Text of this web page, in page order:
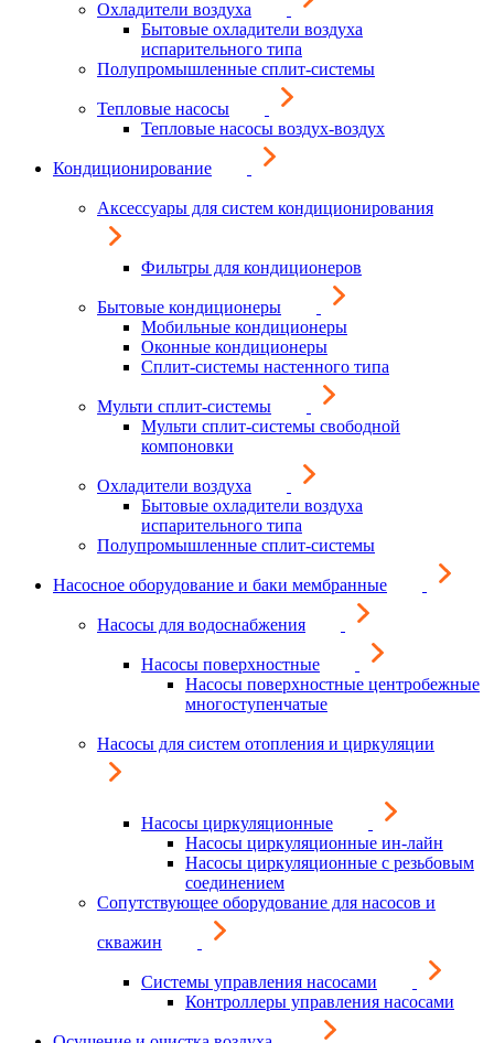
Охладители воздуха
Бытовые охладители воздуха
испарительного типа
Полупромышленные сплит-системы
Тепловые насосы
Тепловые насосы воздух-воздух
Кондиционирование
Аксессуары для систем кондиционирования
Фильтры для кондиционеров
Бытовые кондиционеры
Мобильные кондиционеры
Оконные кондиционеры
Сплит-системы настенного типа
Мульти сплит-системы
Мульти сплит-системы свободной
компоновки
Охладители воздуха
Бытовые охладители воздуха
испарительного типа
Полупромышленные сплит-системы
Насосное оборудование и баки мембранные
Насосы для водоснабжения
Насосы поверхностные
Насосы поверхностные центробежные
многоступенчатые
Насосы для систем отопления и циркуляции
Насосы циркуляционные
Насосы циркуляционные ин-лайн
Насосы циркуляционные с резьбовым
соединением
Сопутствующее оборудование для насосов и
скважин
Системы управления насосами
Контроллеры управления насосами